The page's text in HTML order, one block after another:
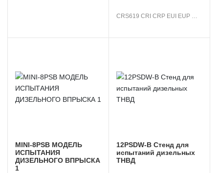
CRS619 CRI CRP EUI EUP
испытаний ТНВД)
MINI-8PSB МОДЕЛЬ
ИСПЫТАНИЯ
ДИЗЕЛЬНОГО ВПРЫСКА
1
12PSDW-B Стенд для
испытаний дизельных
ТНВД